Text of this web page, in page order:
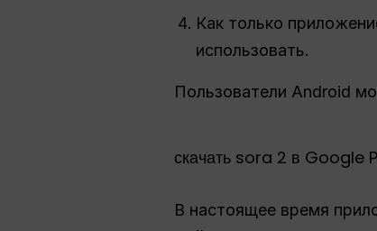
Как только
использовать.
Пользователи Android
В настоящее время